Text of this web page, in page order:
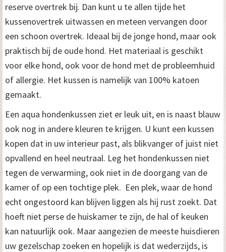
reserve overtrek bij. Dan kunt u te allen tijde het
kussenovertrek uitwassen en meteen vervangen door
een schoon overtrek. Ideaal bij de jonge hond, maar ook
praktisch bij de oude hond. Het materiaal is geschikt
voor elke hond, ook voor de hond met de probleemhuid
of allergie. Het kussen is namelijk van 100% katoen
gemaakt.
Een aqua hondenkussen ziet er leuk uit, en is naast blauw
ook nog in andere kleuren te krijgen. U kunt een kussen
kopen dat in uw interieur past, als blikvanger of juist niet
opvallend en heel neutraal. Leg het hondenkussen niet
tegen de verwarming, ook niet in de doorgang van de
kamer of op een tochtige plek. Een plek, waar de hond
echt ongestoord kan blijven liggen als hij rust zoekt. Dat
hoeft niet perse de huiskamer te zijn, de hal of keuken
kan natuurlijk ook. Maar aangezien de meeste huisdieren
uw gezelschap zoeken en hopelijk is dat wederzijds, is